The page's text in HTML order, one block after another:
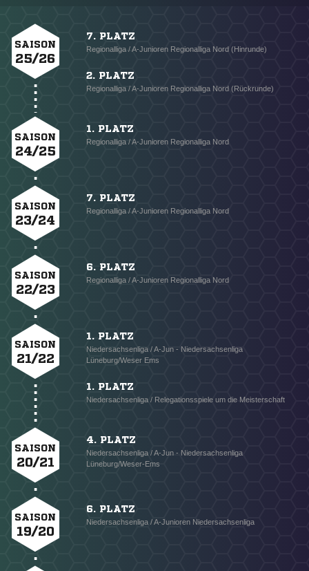
SAISON
25/26
7. PLATZ
Regionalliga / A-Junioren Regionalliga Nord (Hinrunde)
2. PLATZ
Regionalliga / A-Junioren Regionalliga Nord (Rückrunde)
SAISON
24/25
1. PLATZ
Regionalliga / A-Junioren Regionalliga Nord
SAISON
23/24
7. PLATZ
Regionalliga / A-Junioren Regionalliga Nord
SAISON
22/23
6. PLATZ
Regionalliga / A-Junioren Regionalliga Nord
SAISON
21/22
1. PLATZ
Niedersachsenliga / A-Jun - Niedersachsenliga
Lüneburg/Weser Ems
1. PLATZ
Niedersachsenliga / Relegationsspiele um die Meisterschaft
SAISON
20/21
4. PLATZ
Niedersachsenliga / A-Jun - Niedersachsenliga
Lüneburg/Weser-Ems
SAISON
19/20
6. PLATZ
Niedersachsenliga / A-Junioren Niedersachsenliga